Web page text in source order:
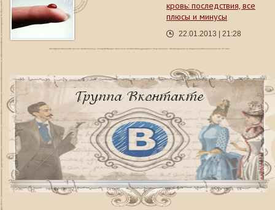
кровь: последствия, все
плюсы и минусы
22.01.2013 | 21:28
Группа Вконтакте